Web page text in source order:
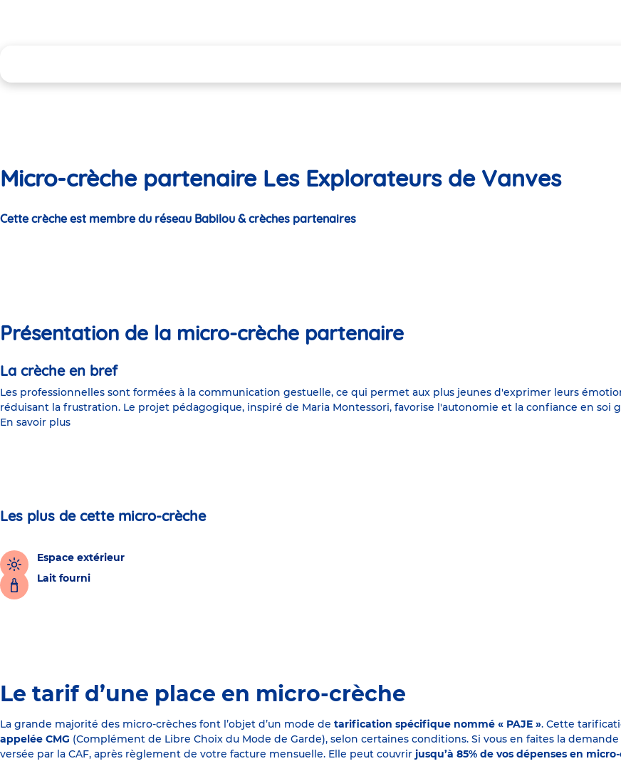
Micro-crèche partenaire Les Explorateurs de Vanves
Cette crèche est membre du réseau Babilou & crèches partenaires
Présentation de la micro-crèche partenaire
La crèche en bref
Les professionnelles sont formées à la communication gestuelle, ce qui permet aux plus jeunes d'exprimer leurs
réduisant la frustration. Le projet pédagogique, inspiré de Maria Montessori, favorise l'autonomie et la confiance en soi
En savoir plus
Les plus de cette micro-crèche
Espace extérieur
Lait fourni
Le tarif d’une place en micro-crèche
La grande majorité des micro-crèches font l’objet d’un mode de tarification spécifique nommé « PAJE ». Cette
appelée CMG (Complément de Libre Choix du Mode de Garde), selon certaines conditions. Si vous en faites la
versée par la CAF, après règlement de votre facture mensuelle. Elle peut couvrir jusqu’à 85% de vos dépenses en